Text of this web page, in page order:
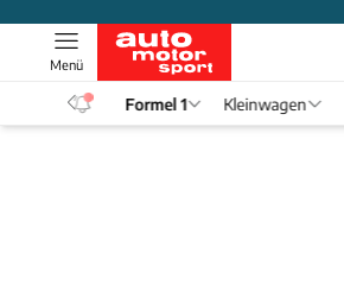
Menü
Formel 1 Kleinwagen